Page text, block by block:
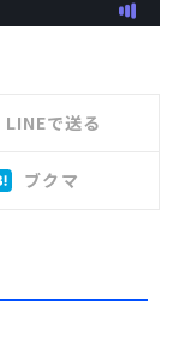
LINEで送る
ブクマ